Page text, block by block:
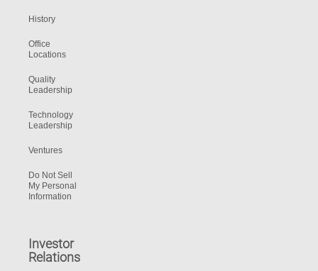
History
Office
Locations
Quality
Leadership
Technology
Leadership
Ventures
Do Not Sell
My Personal
Information
Investor
Relations